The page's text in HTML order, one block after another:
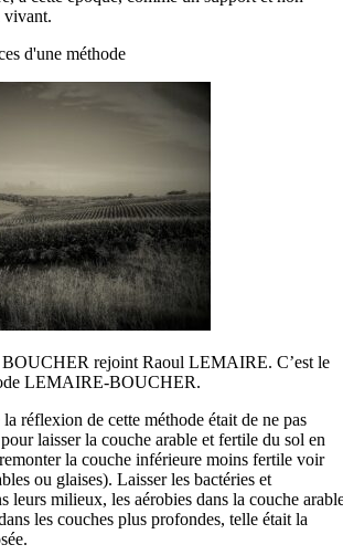
vivant.
d'une méthode
BOUCHER rejoint Raoul LEMAIRE. C’est le
LEMAIRE-BOUCHER.
la réflexion de cette méthode était de ne pas
laisser la couche arable et fertile du sol en
la couche inférieure moins fertile voir
ou glaises). Laisser les bactéries et
leurs milieux, les aérobies dans la couche
les couches plus profondes, telle était la